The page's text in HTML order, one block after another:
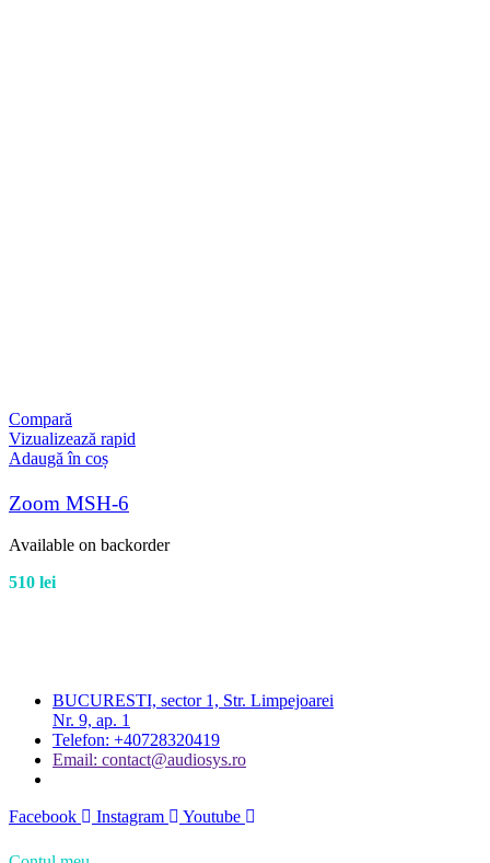
Compară
Vizualizează rapid
Adaugă în coș
Zoom MSH-6
Available on backorder
510 lei
BUCURESTI, sector 1, Str. Limpejoarei
Nr. 9, ap. 1
Telefon: +40728320419
Email: contact@audiosys.ro
Facebook Instagram Youtube